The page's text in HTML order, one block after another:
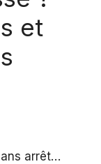
et
arrêt…